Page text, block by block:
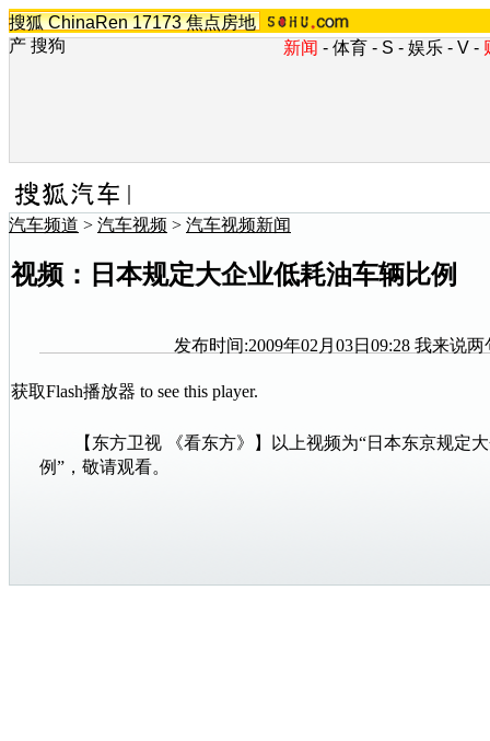
搜狐 ChinaRen 17173 焦点房地
产 搜狗 新闻 - 体育 - S - 娱乐 - V -
汽车频道 > 汽车视频 > 汽车视频新闻
视频：日本规定大企业低耗油车辆比例
发布时间:2009年02月03日09:28 我来说两
获取Flash播放器 to see this player.
【东方卫视 《看东方》】以上视频为“日本东京规定大
例”，敬请观看。